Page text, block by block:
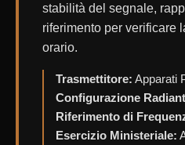
TELEMETRIA
DECODER
ARDUINO
PROPAGAZIONE
stabilità del segnale,
riferimento per verificare
orario.
Trasmettitore: Apparati
Configurazione
Riferimento di
Esercizio Ministeriale: